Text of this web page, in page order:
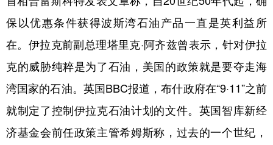
保以优惠条件获得波斯湾石油产品一直是英利益所
在。伊拉克前副总理塔里克·阿齐兹曾表示，针对伊拉
克的威胁纯粹是为了石油，美国的政策就是要夺走海
湾国家的石油。英国BBC报道，布什政府在“9·11”之前
就制定了控制伊拉克石油计划的文件。英国智库新经
济基金会前任政策主管希姆斯称，过去的一个世纪，